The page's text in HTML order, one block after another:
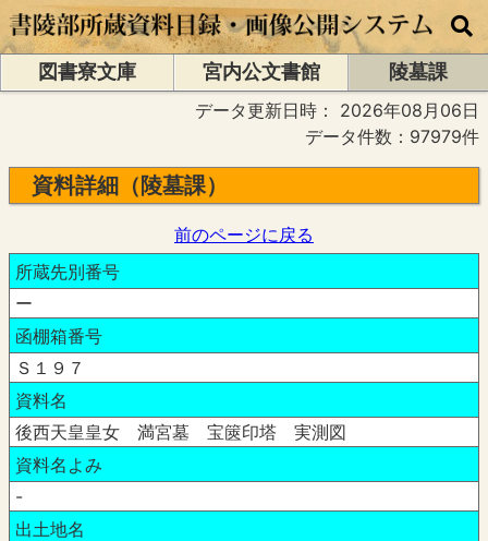
図書寮文庫 宮内公文書館
陵墓課
データ更新日時： 2026年08月06日
データ件数：97979件
資料詳細（陵墓課）
前のページに戻る
所蔵先別番号
ー
函棚箱番号
Ｓ１９７
資料名
後西天皇皇女 満宮墓 宝篋印塔 実測図
資料名よみ
-
出土地名